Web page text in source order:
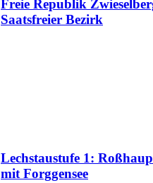
Freie Republik
Saatsfreier Bezirk
Lechstaustufe 1:
mit Forggensee